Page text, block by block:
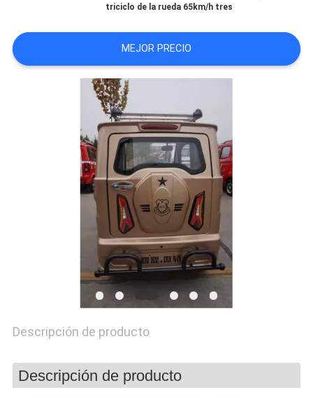
DE
CALIDAD
ÉNTRENOS
CONTACTO
DEL
triciclo de la rueda 65km/h tres
MEJOR PRECIO
Descripción de producto
Descripción de producto